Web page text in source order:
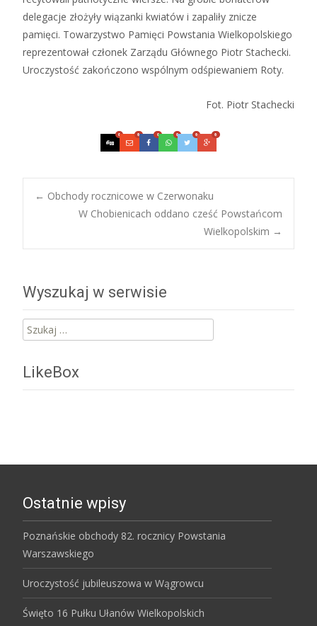
delegacje złożyły wiązanki kwiatów i zapaliły znicze
pamięci. Towarzystwo Pamięci Powstania Wielkopolskiego
reprezentował członek Zarządu Głównego Piotr Stachecki.
Uroczystość zakończono wspólnym odśpiewaniem Roty.
Fot. Piotr Stachecki
0 0 0 0 0 0
Post
navigation
← Obchody rocznicowe w Czerwonaku
W Chobienicach oddano cześć Powstańcom
Wielkopolskim →
Wyszukaj w serwisie
Szukaj:
LikeBox
Ostatnie wpisy
Poznańskie obchody 82. rocznicy Powstania
Warszawskiego
Uroczystość jubileuszowa w Wągrowcu
Święto 16 Pułku Ułanów Wielkopolskich